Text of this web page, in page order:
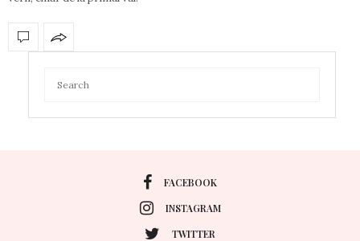
FACEBOOK
INSTAGRAM
TWITTER